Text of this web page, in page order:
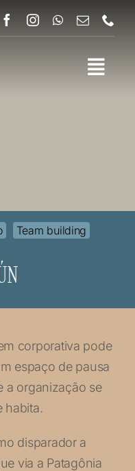
Team building
corporativa pode
espaço de pausa
a organização se
habita.
disparador a
via a Patagônia